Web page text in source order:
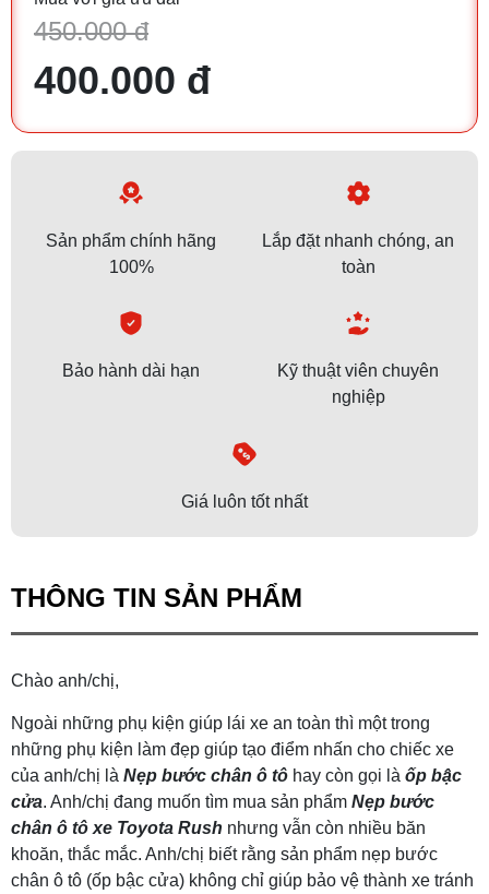
450.000 đ
400.000 đ
Sản phẩm chính hãng
100%
Lắp đặt nhanh chóng, an
toàn
Bảo hành dài hạn
Kỹ thuật viên chuyên
nghiệp
Giá luôn tốt nhất
THÔNG TIN SẢN PHẨM
Chào anh/chị,
Ngoài những phụ kiện giúp lái xe an toàn thì một trong
những phụ kiện làm đẹp giúp tạo điểm nhấn cho chiếc xe
của anh/chị là Nẹp bước chân ô tô hay còn gọi là ốp bậc
cửa. Anh/chị đang muốn tìm mua sản phẩm Nẹp bước
chân ô tô xe Toyota Rush nhưng vẫn còn nhiều băn
khoăn, thắc mắc. Anh/chị biết rằng sản phẩm nẹp bước
chân ô tô (ốp bậc cửa) không chỉ giúp bảo vệ thành xe tránh